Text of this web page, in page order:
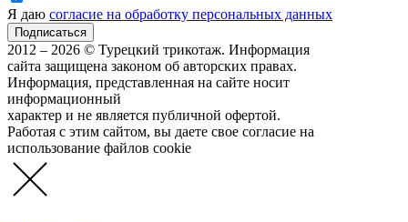
Я даю согласие на обработку персональных данных
2012 – 2026 © Турецкий трикотаж. Информация
сайта защищена законом об авторских правах.
Информация, представленная на сайте носит
информационный
характер и не является публичной офертой.
Работая с этим сайтом, вы даете свое согласие на
использование файлов cookie